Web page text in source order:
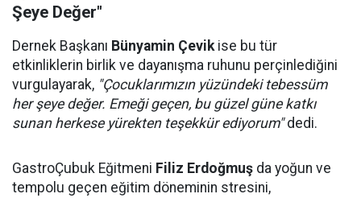
Şeye Değer"
Dernek Başkanı Bünyamin Çevikise bu tür
etkinliklerin birlik ve dayanışma ruhunu perçinlediğini
vurgulayarak, "Çocuklarımızın yüzündeki tebessüm
her şeye değer. Emeği geçen, bu güzel güne katkı
sunan herkese yürekten teşekkür ediyorum"dedi.
GastroÇubuk Eğitmeni Filiz Erdoğmuş da yoğun ve
tempolu geçen eğitim döneminin stresini,